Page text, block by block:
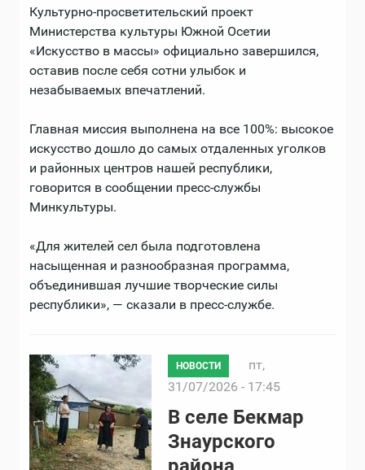
Культурно-просветительский проект
Министерства культуры Южной Осетии
«Искусство в массы» официально завершился,
оставив после себя сотни улыбок и
незабываемых впечатлений.
Главная миссия выполнена на все 100%: высокое
искусство дошло до самых отдаленных уголков
и районных центров нашей республики,
говорится в сообщении пресс-службы
Минкультуры.
«Для жителей сел была подготовлена
насыщенная и разнообразная программа,
объединившая лучшие творческие силы
республики», — сказали в пресс-службе.
НОВОСТИ
пт,
31/07/2026 - 17:45
В селе Бекмар
Знаурского